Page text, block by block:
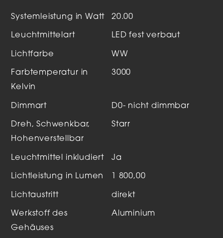
Systemleistung in Watt 20.00
Leuchtmittelart LED fest verbaut
Lichtfarbe WW
Farbtemperatur in
Kelvin
3000
Dimmart D0- nicht dimmbar
Dreh, Schwenkbar,
Hohenverstellbar
Starr
Leuchtmittel inkludiert Ja
Lichtleistung in Lumen 1 800,00
Lichtaustritt direkt
Werkstoff des
Gehäuses
Aluminium